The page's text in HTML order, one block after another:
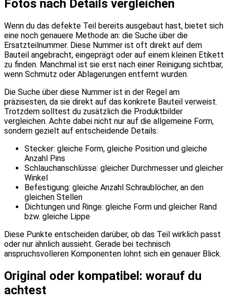
Fotos nach Details vergleichen
Wenn du das defekte Teil bereits ausgebaut hast, bietet sich
eine noch genauere Methode an: die Suche über die
Ersatzteilnummer. Diese Nummer ist oft direkt auf dem
Bauteil angebracht, eingeprägt oder auf einem kleinen Etikett
zu finden. Manchmal ist sie erst nach einer Reinigung sichtbar,
wenn Schmutz oder Ablagerungen entfernt wurden.
Die Suche über diese Nummer ist in der Regel am
präzisesten, da sie direkt auf das konkrete Bauteil verweist.
Trotzdem solltest du zusätzlich die Produktbilder
vergleichen. Achte dabei nicht nur auf die allgemeine Form,
sondern gezielt auf entscheidende Details:
Stecker: gleiche Form, gleiche Position und gleiche
Anzahl Pins
Schlauchanschlüsse: gleicher Durchmesser und gleicher
Winkel
Befestigung: gleiche Anzahl Schraublöcher, an den
gleichen Stellen
Dichtungen und Ringe: gleiche Form und gleicher Rand
bzw. gleiche Lippe
Diese Punkte entscheiden darüber, ob das Teil wirklich passt
oder nur ähnlich aussieht. Gerade bei technisch
anspruchsvolleren Komponenten lohnt sich ein genauer Blick.
Original oder kompatibel: worauf du
achtest